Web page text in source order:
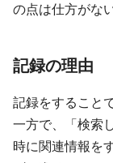
の点は仕方がな
記録の理由
記録をすること
一方で、「検索
時に関連情報を